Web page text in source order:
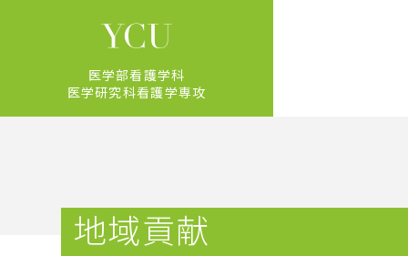
医学部看護学科
医学研究科看護学専攻
地域貢献